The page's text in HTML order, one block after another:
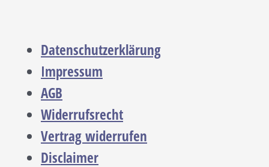
Datenschutzerklärung
Impressum
AGB
Widerrufsrecht
Vertrag widerrufen
Disclaimer